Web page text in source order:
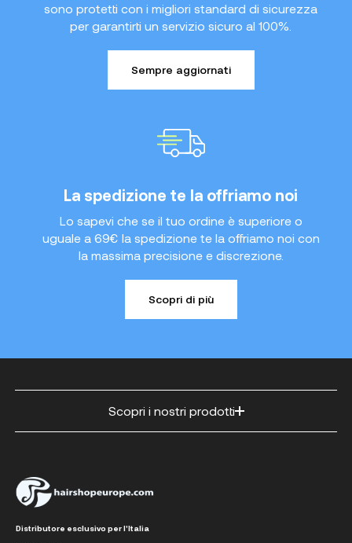
sono protetti con i migliori standard di sicurezza
per garantirti un servizio sicuro al 100%.
Sempre aggiornati
La spedizione te la offriamo noi
Lo sapevi che se il tuo ordine è superiore o
uguale a 69€ la spedizione te la offriamo noi con
la massima precisione e discrezione.
Scopri di più
Scopri i nostri prodotti
Distributore esclusivo per l'Italia